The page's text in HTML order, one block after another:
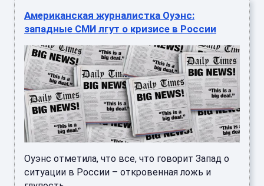
Американская журналистка Оуэнс:
западные СМИ лгут о кризисе в России
Оуэнс отметила, что все, что говорит Запад о
ситуации в России – откровенная ложь и